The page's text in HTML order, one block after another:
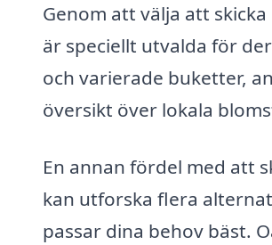
Genom att välja att
är speciellt utvalda för
och varierade buketter,
översikt över lokala
En annan fördel med att
kan utforska flera
passar dina behov bäst.